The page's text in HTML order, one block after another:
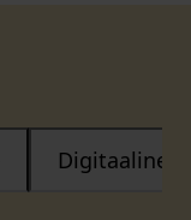
Digitaalinen